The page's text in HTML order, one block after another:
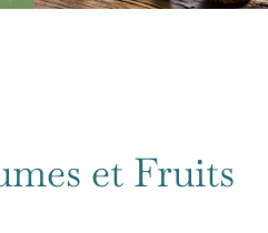
et Fruits